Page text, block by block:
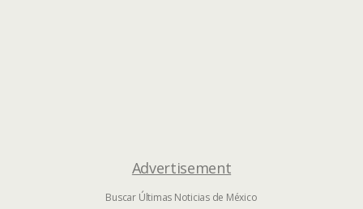
Advertisement
Buscar Últimas Noticias de México